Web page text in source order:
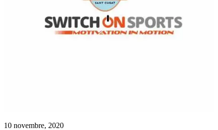
10 novembre, 2020